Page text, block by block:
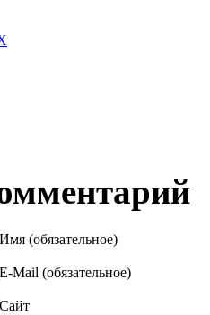
Имя (обязательное)
E-Mail (обязательное)
Сайт